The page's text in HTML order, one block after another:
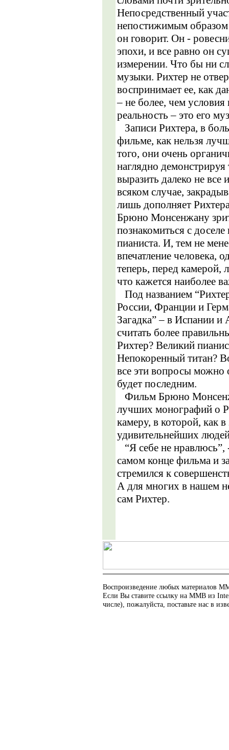
Непосредственный
непостижимым образом
он говорит. Он -
эпохи, и все равно он
измерении. Что бы ни
музыки. Рихтер не
воспринимает ее, как
– не более, чем
реальность – это его
Записи Рихтера, в
фильме, как нельзя
того, они очень
наглядно
выразить далеко не
всяком случае,
лишь дополняет
Брюно Монсенжану
познакомиться с
пианиста. И, тем не
впечатление человека,
теперь, перед
что кажется наиболее
Под названием
России, Франции и
Загадка” – в Испании и
считать более
Рихтер? Великий
Непокоренный титан?
все эти вопросы можно
будет последним.
Фильм Брюно
лучших монографий о
камеру, в которой, как в
удивительнейших
“Я себе не
самом конце фильма и
стремился к
А для многих в нашем
сам Рихтер.
Воспроизведение любых материалов
Если Вы ставите ссылку на ММВ из
числе), пожалуйста, поставьте нас в